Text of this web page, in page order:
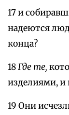
17 и
надеются
конца?
18Где те,
изделиями, и
19 Они